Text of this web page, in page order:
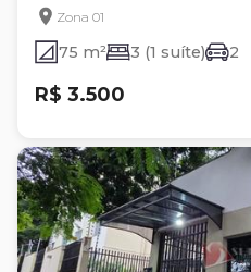
Zona 01
75 m² 3 (1 suíte) 2
R$ 3.500